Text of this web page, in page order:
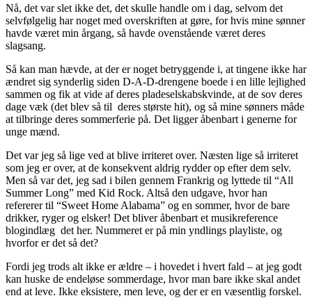
Nå, det var slet ikke det, det skulle handle om i dag, selvom det
selvfølgelig har noget med overskriften at gøre, for hvis mine sønner
havde været min årgang, så havde ovenstående været deres
slagsang.
Så kan man hævde, at der er noget betryggende i, at tingene ikke har
ændret sig synderlig siden D-A-D-drengene boede i en lille lejlighed
sammen og fik at vide af deres pladeselskabskvinde, at de sov deres
dage væk (det blev så til deres største hit), og så mine sønners måde
at tilbringe deres sommerferie på. Det ligger åbenbart i generne for
unge mænd.
Det var jeg så lige ved at blive irriteret over. Næsten lige så irriteret
som jeg er over, at de konsekvent aldrig rydder op efter dem selv.
Men så var det, jeg sad i bilen gennem Frankrig og lyttede til “All
Summer Long” med Kid Rock. Altså den udgave, hvor han
refererer til “Sweet Home Alabama” og en sommer, hvor de bare
drikker, ryger og elsker! Det bliver åbenbart et musikreference
blogindlæg det her. Nummeret er på min yndlings playliste, og
hvorfor er det så det?
Fordi jeg trods alt ikke er ældre – i hovedet i hvert fald – at jeg godt
kan huske de endeløse sommerdage, hvor man bare ikke skal andet
end at leve. Ikke eksistere, men leve, og der er en væsentlig forskel.